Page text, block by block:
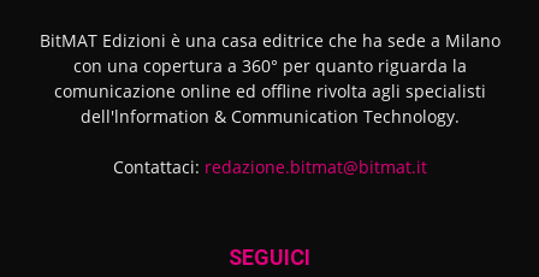
BitMAT Edizioni è una casa editrice che ha sede a Milano
con una copertura a 360° per quanto riguarda la
comunicazione online ed offline rivolta agli specialisti
dell'lnformation & Communication Technology.
Contattaci: redazione.bitmat@bitmat.it
SEGUICI